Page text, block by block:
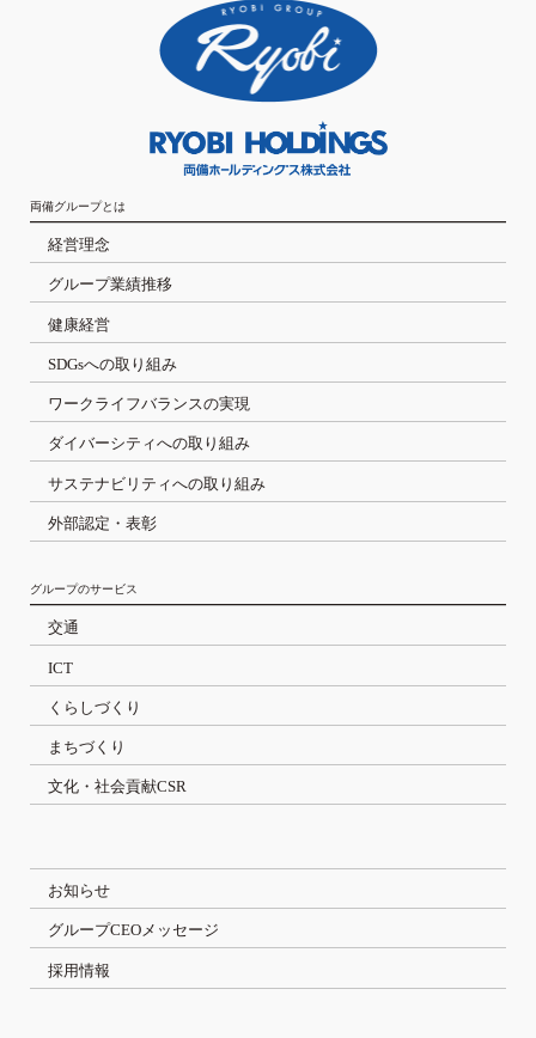
両備グループとは
経営理念
グループ業績推移
健康経営
SDGsへの取り組み
ワークライフバランスの実現
ダイバーシティへの取り組み
サステナビリティへの取り組み
外部認定・表彰
グループのサービス
交通
ICT
くらしづくり
まちづくり
文化・社会貢献CSR
お知らせ
グループCEOメッセージ
採用情報